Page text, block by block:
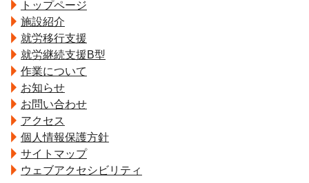
トップページ
施設紹介
就労移行支援
就労継続支援B型
作業について
お知らせ
お問い合わせ
アクセス
個人情報保護方針
サイトマップ
ウェブアクセシビリティ